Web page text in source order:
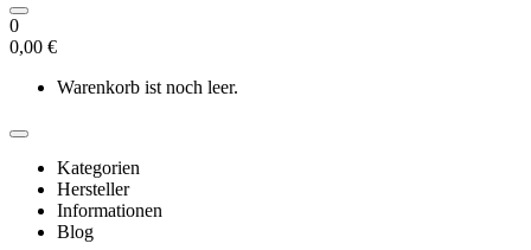
0
0,00 €
Warenkorb ist noch leer.
Kategorien
Hersteller
Informationen
Blog